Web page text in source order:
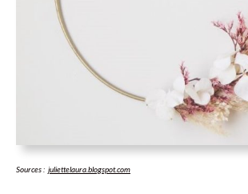
Sources : juliettelaura.blogspot.com